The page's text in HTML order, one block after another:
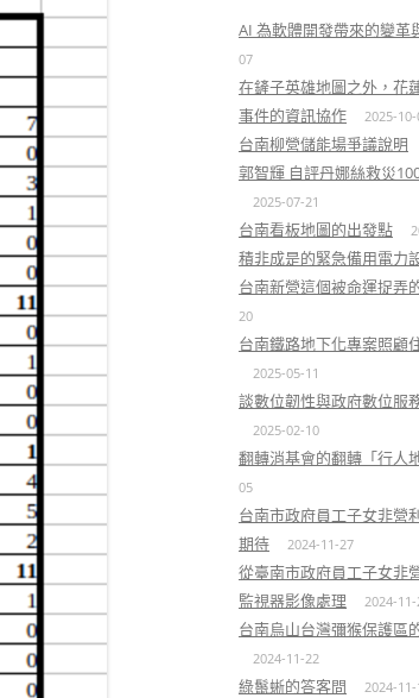
AI 為軟體開發帶來的變革
07
在鏟子英雄地圖之外，花
事件的資訊協作
2025-10-
台南柳營儲能場爭議說明
郭智輝 自評丹娜絲救災
2025-07-21
台南看板地圖的出發點
積非成是的緊急備用電力
台南新營這個被命運捉弄
20
台南鐵路地下化專案照顧
2025-05-11
談數位韌性與政府數位服
2025-02-10
翻轉消基會的翻轉「行人
05
台南市政府員工子女非營
期待
2024-11-27
從臺南市政府員工子女非
監視器影像處理
2024-
台南烏山台灣彌猴保護區
2024-11-22
綠鬣蜥的答客問 2024-